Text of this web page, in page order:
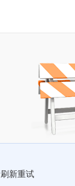
新重试